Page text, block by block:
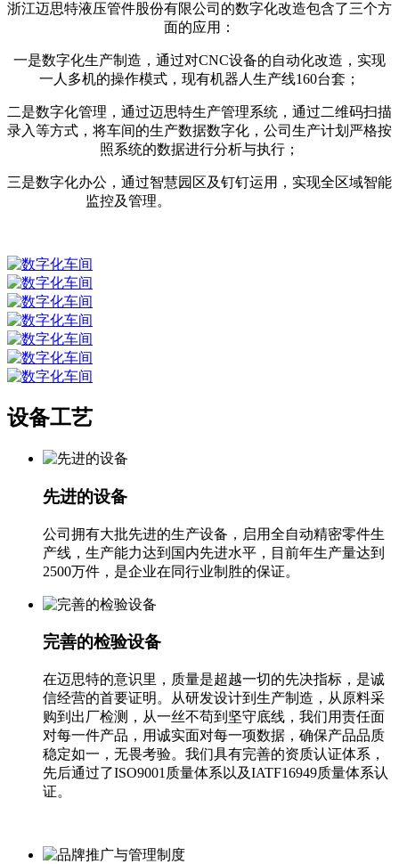
浙江迈思特液压管件股份有限公司的数字化改造包含了三个方
面的应用：
一是数字化生产制造，通过对CNC设备的自动化改造，实现
一人多机的操作模式，现有机器人生产线160台套；
二是数字化管理，通过迈思特生产管理系统，通过二维码扫描
录入等方式，将车间的生产数据数字化，公司生产计划严格按
照系统的数据进行分析与执行；
三是数字化办公，通过智慧园区及钉钉运用，实现全区域智能
监控及管理。
设备工艺
先进的设备
公司拥有大批先进的生产设备，启用全自动精密零件生
产线，生产能力达到国内先进水平，目前年生产量达到
2500万件，是企业在同行业制胜的保证。
完善的检验设备
在迈思特的意识里，质量是超越一切的先决指标，是诚
信经营的首要证明。从研发设计到生产制造，从原料采
购到出厂检测，从一丝不苟到坚守底线，我们用责任面
对每一件产品，用诚实面对每一项数据，确保产品品质
稳定如一，无畏考验。我们具有完善的资质认证体系，
先后通过了ISO9001质量体系以及IATF16949质量体系认
证。